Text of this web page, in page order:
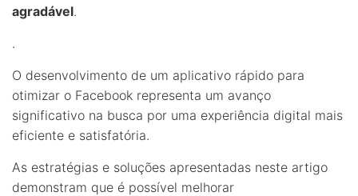
agradável.
.
O desenvolvimento de um aplicativo rápido para
otimizar o Facebook representa um avanço
significativo na busca por uma experiência digital mais
eficiente e satisfatória.
As estratégias e soluções apresentadas neste artigo
demonstram que é possível melhorar